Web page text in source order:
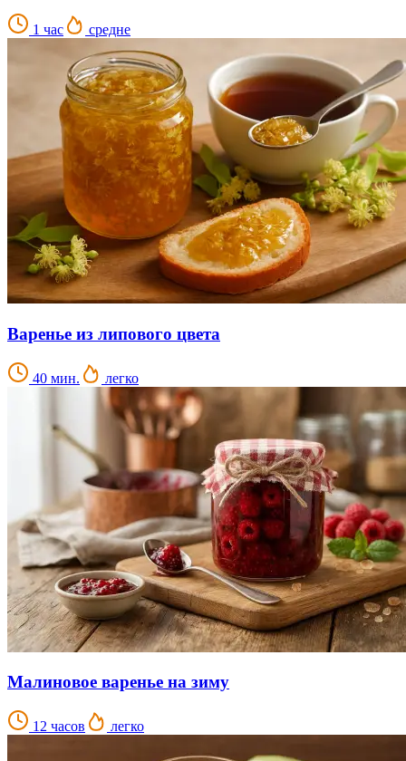
1 час средне
Варенье из липового цвета
40 мин. легко
Малиновое варенье на зиму
12 часов легко